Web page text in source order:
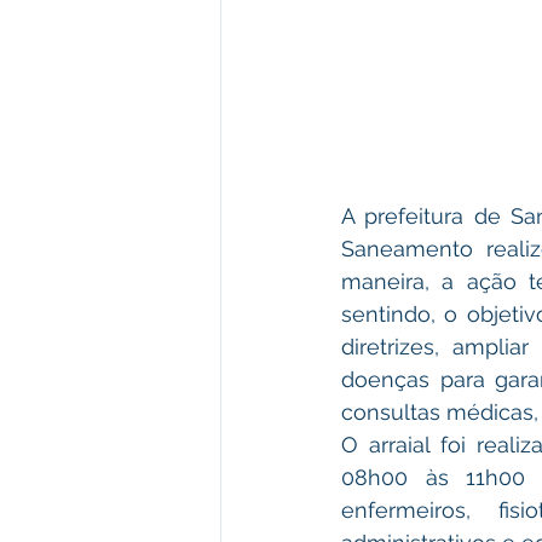
A prefeitura de
Saneamento
maneira, a ação
sentindo, o
diretrizes,
doenças para
consultas
O arraial foi
08h00 às
enfermeiros,